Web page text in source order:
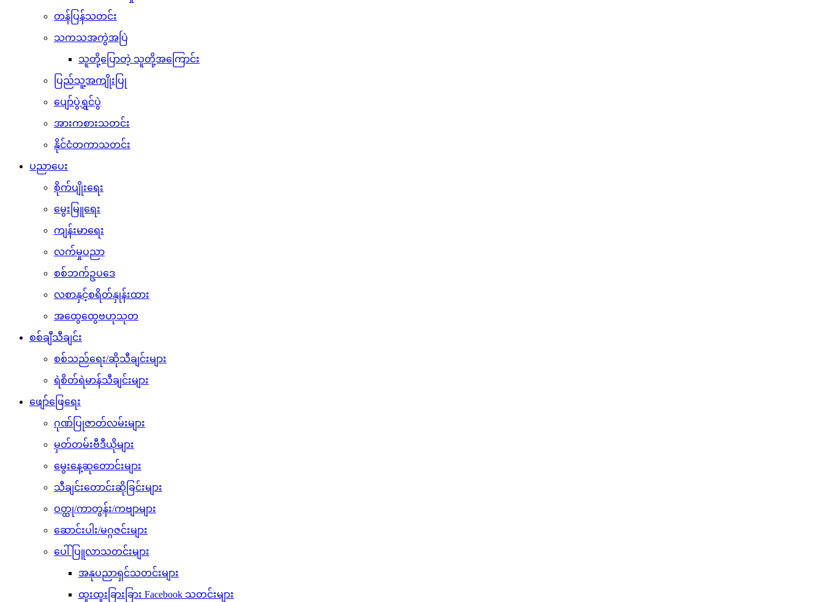
တန်ပြန်သတင်း
သကသအကွဲအပြဲ
သူတို့ပြောတဲ့ သူတို့အကြောင်း
ပြည်သူ့အကျိုးပြု
ပျော်ပွဲရွှင်ပွဲ
အားကစားသတင်း
နိုင်ငံတကာသတင်း
ပညာပေး
စိုက်ပျိုးရေး
မွေးမြူရေး
ကျန်းမာရေး
လက်မှုပညာ
စစ်ဘက်ဥပဒေ
လစာနှင့်စရိတ်နှုန်းထား
အထွေထွေဗဟုသုတ
စစ်ချီသီချင်း
စစ်သည်ရေး/ဆိုသီချင်းများ
ရဲစိတ်ရဲမာန်သီချင်းများ
ဖျော်ဖြေရေး
ဂုဏ်ပြုဇာတ်လမ်းများ
မှတ်တမ်းဗီဒီယိုများ
မွေးနေ့ဆုတောင်းများ
သီချင်းတောင်းဆိုခြင်းများ
ဝတ္ထု/ကာတွန်း/ကဗျာများ
ဆောင်းပါး/မဂ္ဂဇင်းများ
ပေါ်ပြူလာသတင်းများ
အနုပညာရှင်သတင်းများ
ထူးထူးခြားခြား Facebook သတင်းများ